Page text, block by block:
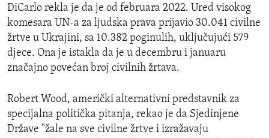
DiCarlo rekla je da je od februara 2022. Ured visokog
komesara UN-a za ljudska prava prijavio 30.041 civilne
žrtve u Ukrajini, sa 10.382 poginulih, uključujući 579
djece. Ona je istakla da je u decembru i januaru
značajno povećan broj civilnih žrtava.
Robert Wood, američki alternativni predstavnik za
specijalna politička pitanja, rekao je da Sjedinjene
Države "žale na sve civilne žrtve i izražavaju